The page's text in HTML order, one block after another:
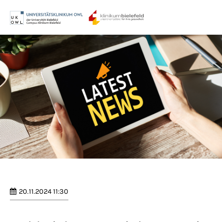
Login
Benutzername
Passwort
Anmelden
20.11.2024 11:30